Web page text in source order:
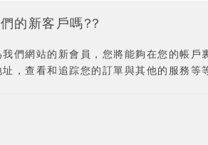
的新客戶嗎??
們網站的新會員，您將能夠在您的帳戶
，查看和追踪您的訂單與其他的服務等